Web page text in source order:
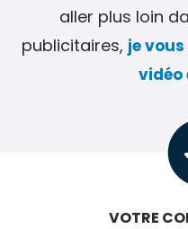
aller plus loin
publicitaires, je
vidéo
VOTRE